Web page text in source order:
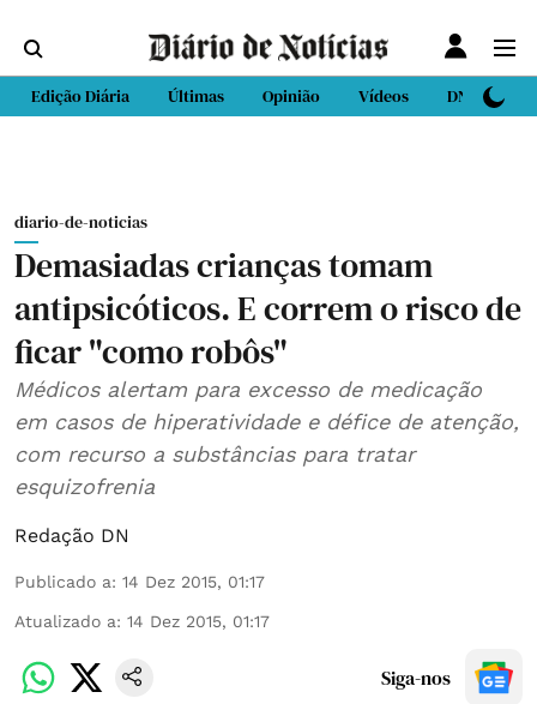
Edição Diária Últimas Opinião Vídeos DN Sport
diario-de-noticias
Demasiadas crianças tomam
antipsicóticos. E correm o risco de
ficar "como robôs"
Médicos alertam para excesso de medicação
em casos de hiperatividade e défice de atenção,
com recurso a substâncias para tratar
esquizofrenia
Redação DN
Publicado a: 14 Dez 2015, 01:17
Atualizado a: 14 Dez 2015, 01:17
Siga-nos